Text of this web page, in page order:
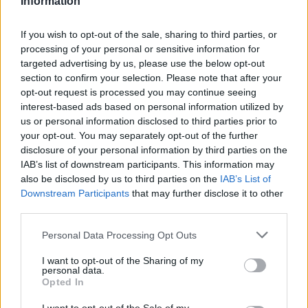
If you wish to opt-out of the sale, sharing to third parties, or
processing of your personal or sensitive information for
targeted advertising by us, please use the below opt-out
section to confirm your selection. Please note that after your
opt-out request is processed you may continue seeing
interest-based ads based on personal information utilized by
us or personal information disclosed to third parties prior to
your opt-out. You may separately opt-out of the further
disclosure of your personal information by third parties on the
IAB’s list of downstream participants. This information may
also be disclosed by us to third parties on the IAB’s List of
Downstream Participants that may further disclose it to other
Personal Data Processing Opt Outs
I want to opt-out of the Sharing of my
personal data.
Opted In
Fourlis: Συμφωνία για την πώληση συμμετοχής στο Sofia South Ring
Mall έναντι 49,35 εκατ. ευρώ
Χρηματιστήριο Αθηνών:
Εβδομαδιαία άνοδος 1,76%,
κέρδη 23,31% από τις αρχές
του έτους
ΣΚΑΪ: Ολοκληρώθηκε η θητεία
του Γρηγόρη Δημητριάδη - Ο
Γιάννης Αλαφούζος επιστρέφει
στη θέση του CEO
πρόγραμμα στήριξης- Κάλυψη εισφορών ΕΔΟΕΑΠ